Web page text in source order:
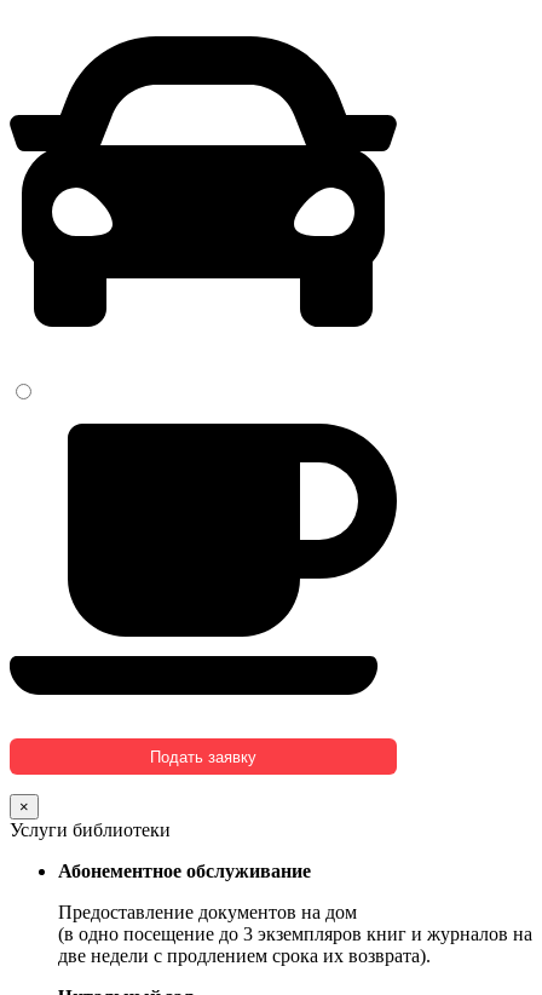
×
Услуги библиотеки
Абонементное обслуживание
Предоставление документов на дом
(в одно посещение до 3 экземпляров книг и журналов на
две недели с продлением срока их возврата).